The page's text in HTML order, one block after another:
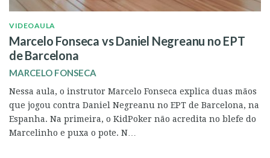
VIDEOAULA
Marcelo Fonseca vs Daniel Negreanu no EPT
de Barcelona
MARCELO FONSECA
Nessa aula, o instrutor Marcelo Fonseca explica duas mãos
que jogou contra Daniel Negreanu no EPT de Barcelona, na
Espanha. Na primeira, o KidPoker não acredita no blefe do
Marcelinho e puxa o pote. N…